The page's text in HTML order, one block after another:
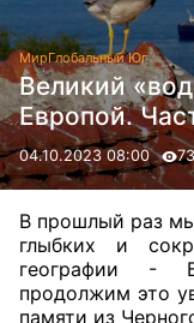
МирГлобальный Юг
Великий
Европой.
04.10.2023 08:00
В прошлый раз
глыбких и
географии -
продолжим это
памяти из